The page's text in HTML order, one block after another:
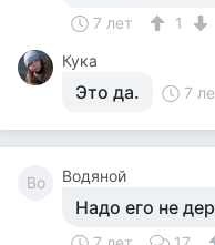
7 лет
1
Кука
Это да. 7
Во Водяной
Надо его не